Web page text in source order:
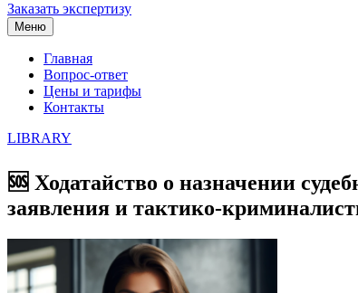
Заказать экспертизу
Меню
Главная
Вопрос-ответ
Цены и тарифы
Контакты
LIBRARY
🆘 Ходатайство о назначении
заявления и тактико-